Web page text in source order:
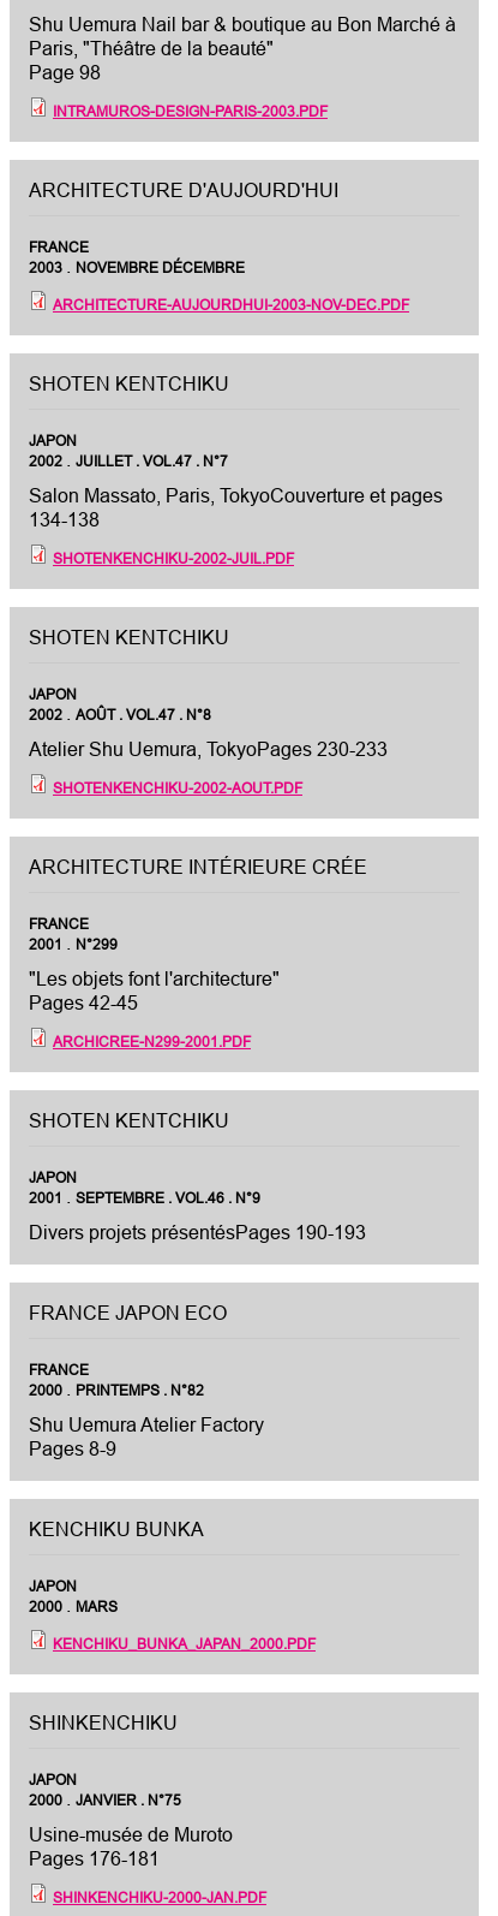
Shu Uemura Nail bar & boutique au Bon Marché à
Paris, "Théâtre de la beauté"
Page 98
INTRAMUROS-DESIGN-PARIS-2003.PDF
ARCHITECTURE D'AUJOURD'HUI
FRANCE
2003
NOVEMBRE DÉCEMBRE
ARCHITECTURE-AUJOURDHUI-2003-NOV-DEC.PDF
SHOTEN KENTCHIKU
JAPON
2002
JUILLET . VOL.47 . N°7
Salon Massato, Paris, TokyoCouverture et pages
134-138
SHOTENKENCHIKU-2002-JUIL.PDF
SHOTEN KENTCHIKU
JAPON
2002
AOÛT . VOL.47 . N°8
Atelier Shu Uemura, TokyoPages 230-233
SHOTENKENCHIKU-2002-AOUT.PDF
ARCHITECTURE INTÉRIEURE CRÉE
FRANCE
2001
N°299
"Les objets font l'architecture"
Pages 42-45
ARCHICREE-N299-2001.PDF
SHOTEN KENTCHIKU
JAPON
2001
SEPTEMBRE . VOL.46 . N°9
Divers projets présentésPages 190-193
FRANCE JAPON ECO
FRANCE
2000
PRINTEMPS . N°82
Shu Uemura Atelier Factory
Pages 8-9
KENCHIKU BUNKA
JAPON
2000
MARS
KENCHIKU_BUNKA_JAPAN_2000.PDF
SHINKENCHIKU
JAPON
2000
JANVIER . N°75
Usine-musée de Muroto
Pages 176-181
SHINKENCHIKU-2000-JAN.PDF